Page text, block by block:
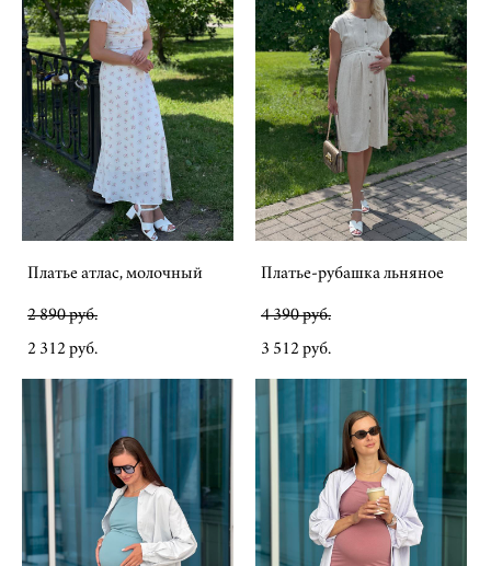
Платье атлас, молочный
2 890 pуб.
2 312 pуб.
Платье-рубашка льняное
4 390 pуб.
3 512 pуб.